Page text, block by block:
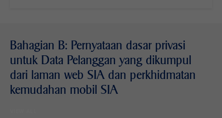
Bahagian B: Pernyataan dasar privasi
untuk Data Pelanggan yang dikumpul
dari laman web SIA dan perkhidmatan
kemudahan mobil SIA